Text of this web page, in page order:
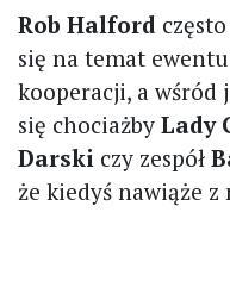
Rob Halford
się na temat
kooperacji, a wśród
się chociażby Lady
Darski czy zespół
że kiedyś nawiąże z